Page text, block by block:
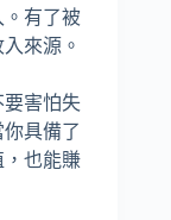
。有了被
來源。
要害怕失
具備了
，也能賺